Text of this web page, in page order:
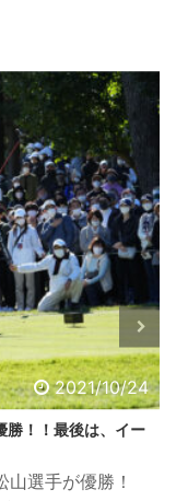
2021/10/24
勝！！最後は、イー
選手が優勝！